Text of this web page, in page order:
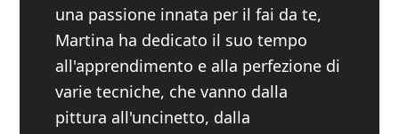
una passione innata per il fai da te,
Martina ha dedicato il suo tempo
all'apprendimento e alla perfezione di
varie tecniche, che vanno dalla
pittura all'uncinetto, dalla